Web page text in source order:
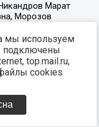
мы используем
подключены
top.mail.ru,
cookies